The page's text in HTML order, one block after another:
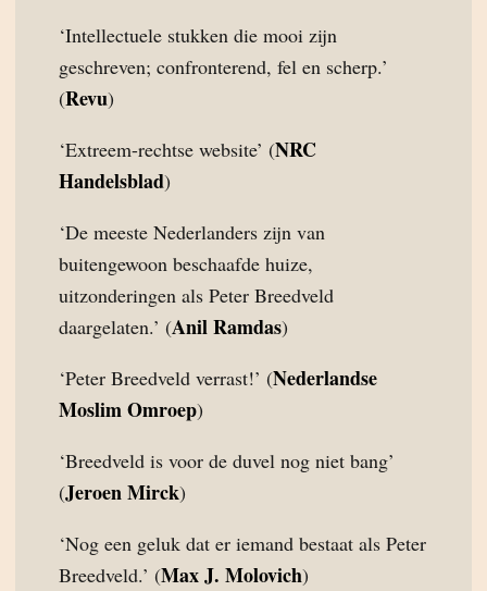
‘Intellectuele stukken die mooi zijn
geschreven; confronterend, fel en scherp.’
(Revu)
‘Extreem-rechtse website’ (NRC
Handelsblad)
‘De meeste Nederlanders zijn van
buitengewoon beschaafde huize,
uitzonderingen als Peter Breedveld
daargelaten.’ (Anil Ramdas)
‘Peter Breedveld verrast!’ (Nederlandse
Moslim Omroep)
‘Breedveld is voor de duvel nog niet bang’
(Jeroen Mirck)
‘Nog een geluk dat er iemand bestaat als Peter
Breedveld.’ (Max J. Molovich)